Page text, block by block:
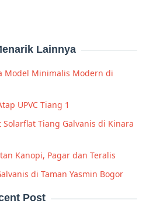
Lainnya
Model Minimalis Modern di
UPVC Tiang 1
Tiang Galvanis di Kinara
Kanopi, Pagar dan Teralis
di Taman Yasmin Bogor
Post